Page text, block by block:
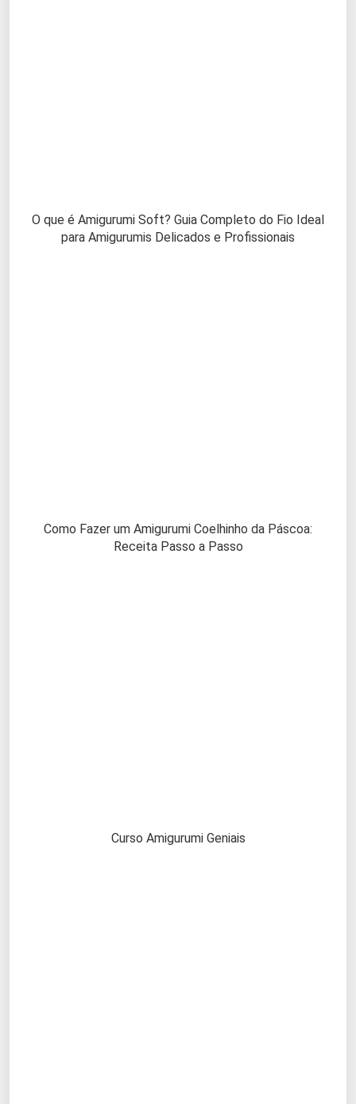
O que é Amigurumi Soft? Guia Completo do Fio Ideal
para Amigurumis Delicados e Profissionais
Como Fazer um Amigurumi Coelhinho da Páscoa:
Receita Passo a Passo
Curso Amigurumi Geniais